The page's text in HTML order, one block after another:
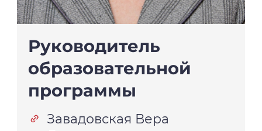
Руководитель
образовательной
программы
Завадовская Вера